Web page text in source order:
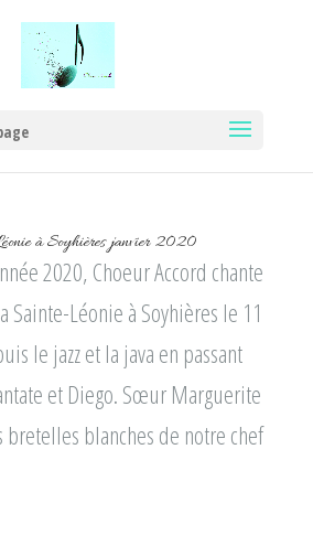
à Soyhières janvier 2020
2020, Choeur Accord chante
Sainte-Léonie à Soyhières le 11
le jazz et la java en passant
et Diego. Sœur Marguerite
blanches de notre chef